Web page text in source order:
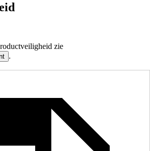
zie
.